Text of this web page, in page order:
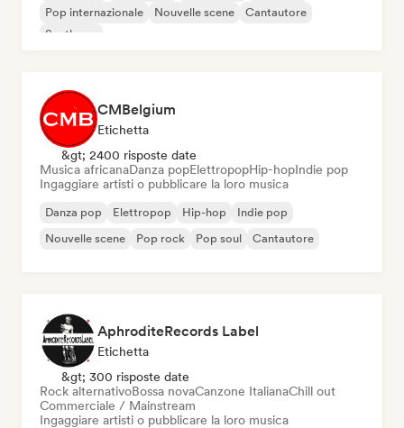
Pop internazionale
Nouvelle scene
Cantautore
Synthpop
CMBelgium
Etichetta
&gt; 2400 risposte date
Musica africanaDanza popElettropopHip-hopIndie pop
Ingaggiare artisti o pubblicare la loro musica
Danza pop Elettropop Hip-hop
Indie pop
Nouvelle scene
Pop rock Pop soul Cantautore
AphroditeRecords Label
Etichetta
&gt; 300 risposte date
Rock alternativoBossa novaCanzone ItalianaChill out
Commerciale / Mainstream
Ingaggiare artisti o pubblicare la loro musica